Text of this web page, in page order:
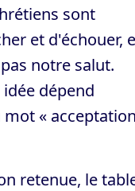
sont
et d'échouer,
notre salut.
dépend
«
retenue, le